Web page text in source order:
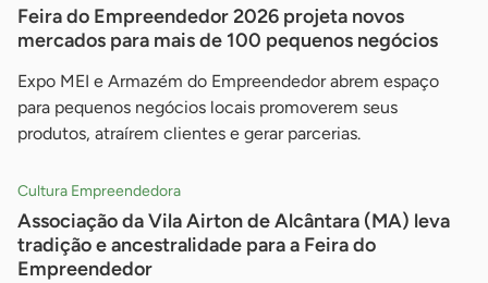
Feira do Empreendedor 2026 projeta novos
mercados para mais de 100 pequenos negócios
Expo MEI e Armazém do Empreendedor abrem espaço
para pequenos negócios locais promoverem seus
produtos, atraírem clientes e gerar parcerias.
Cultura Empreendedora
Associação da Vila Airton de Alcântara (MA) leva
tradição e ancestralidade para a Feira do
Empreendedor